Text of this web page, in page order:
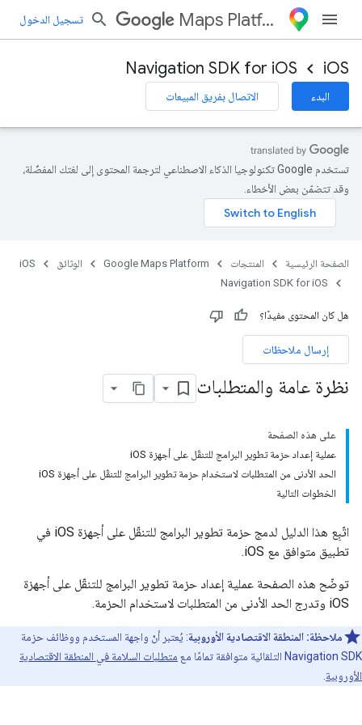
Maps Platform تسجيل الدخول
iOS
Navigation SDK for iOS
البدء الاتصال بفريق المبيعات
تستخدم Google تكنولوجيا الذكاء الاصطناعي لترجمة المحتوى إلى لغتك المفضّلة،
وقد تتضمّن بعض الأخطاء.
الصفحة الرئيسية المنتجات Google Maps Platform الوثائق
iOS
Navigation SDK for iOS
هل كان المحتوى مفيدًا؟
إرسال ملاحظات
نظرة عامة والمتطلبات
على هذه الصفحة
عملية إعداد حزمة تطوير البرامج للتنقّل على أجهزة iOS
الحد الأدنى من المتطلبات لاستخدام حزمة تطوير البرامج للتنقّل على أجهزة iOS
الخطوات التالية
اتّبِع هذا الدليل لدمج حزمة تطوير البرامج للتنقّل على أجهزة iOS في
تطبيق متوافق مع iOS.
توضّح هذه الصفحة عملية إعداد حزمة تطوير البرامج للتنقّل على أجهزة
iOS وتدرج الحد الأدنى من المتطلبات لاستخدام الحزمة.
ملاحظة: المنطقة الاقتصادية الأوروبية: يُعتبر أنّ واجهة المستخدم ووظائف حزمة
Navigation SDK التلقائية متوافقة تمامًا مع
متطلبات السلامة في المنطقة الاقتصادية
الأوروبية